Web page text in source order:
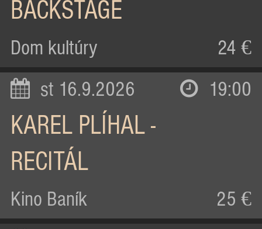
BACKSTAGE
Dom kultúry 24 €
st 16.9.2026 19:00
KAREL PLÍHAL -
RECITÁL
Kino Baník 25 €